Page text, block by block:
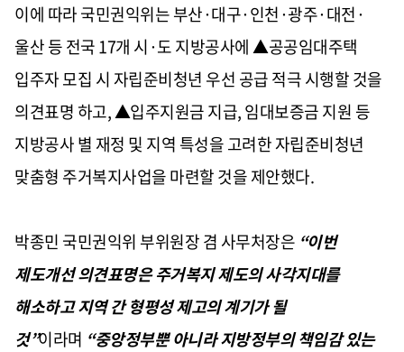
이에 따라 국민권익위는 부산·대구·인천·광주·대전·
울산 등 전국17개 시·도 지방공사에 ▲공공임대주택
입주자 모집 시 자립준비청년 우선 공급 적극 시행할 것을
의견표명 하고,▲입주지원금 지급,임대보증금 지원 등
지방공사 별 재정 및 지역 특성을 고려한 자립준비청년
맞춤형 주거복지사업을 마련할 것을 제안했다.
박종민 국민권익위 부위원장 겸 사무처장은 “이번
제도개선 의견표명은 주거복지 제도의 사각지대를
해소하고 지역 간 형평성 제고의 계기가 될
것”이라며 “중앙정부뿐 아니라 지방정부의 책임감 있는